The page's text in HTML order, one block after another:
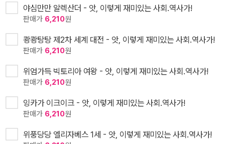
야심만만 알렉산더 - 앗, 이렇게 재미있는 사회.역사가!
판매가 6,210원
쾅쾅탕탕 제2차 세계 대전 - 앗, 이렇게 재미있는 사회.역사가!
판매가 6,210원
위엄가득 빅토리아 여왕 - 앗, 이렇게 재미있는 사회.역사가!
판매가 6,210원
잉카가 이크이크 - 앗, 이렇게 재미있는 사회.역사가!
판매가 6,210원
위풍당당 엘리자베스 1세 - 앗, 이렇게 재미있는 사회.역사가!